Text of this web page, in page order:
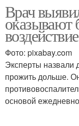
Продукты в
Молочные
Врач
оказывают
Фото: pixabay.com
Эксперты назвали
прожить дольше.
основой